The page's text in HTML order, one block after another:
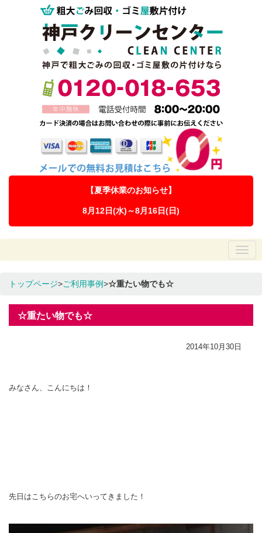
【夏季休業のお知らせ】
8月12日(水)～8月16日(日)
トップページ>ご利用事例>☆重たい物でも☆
☆重たい物でも☆
2014年10月30日
みなさん、こんにちは！
先日はこちらのお宅へいってきました！